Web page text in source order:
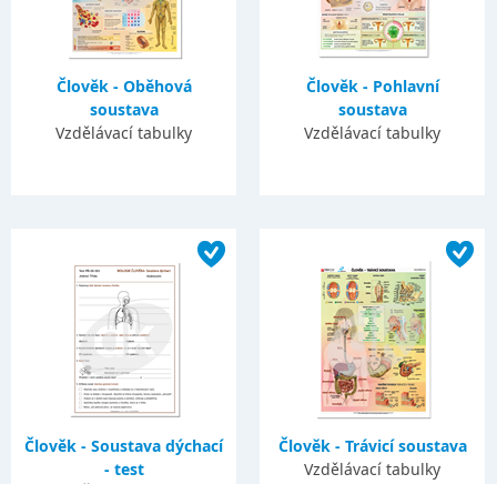
Člověk - Oběhová
soustava
Vzdělávací tabulky
Člověk - Pohlavní
soustava
Vzdělávací tabulky
Člověk - Soustava dýchací
- test
Člověk - Trávicí soustava
Vzdělávací tabulky